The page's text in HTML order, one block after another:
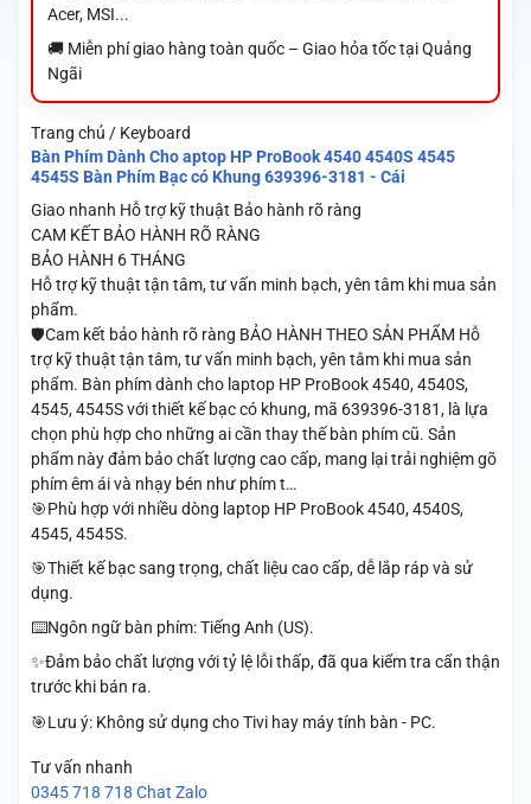
Acer, MSI...
🚚 Miễn phí giao hàng toàn quốc – Giao hỏa tốc tại Quảng
Ngãi
Trang chủ / Keyboard
Bàn Phím Dành Cho aptop HP ProBook 4540 4540S 4545
4545S Bàn Phím Bạc có Khung 639396-3181 - Cái
Giao nhanh Hỗ trợ kỹ thuật Bảo hành rõ ràng
CAM KẾT BẢO HÀNH RÕ RÀNG
BẢO HÀNH 6 THÁNG
Hỗ trợ kỹ thuật tận tâm, tư vấn minh bạch, yên tâm khi mua sản
phẩm.
🛡️Cam kết bảo hành rõ ràng BẢO HÀNH THEO SẢN PHẨM Hỗ
trợ kỹ thuật tận tâm, tư vấn minh bạch, yên tâm khi mua sản
phẩm. Bàn phím dành cho laptop HP ProBook 4540, 4540S,
4545, 4545S với thiết kế bạc có khung, mã 639396-3181, là lựa
chọn phù hợp cho những ai cần thay thế bàn phím cũ. Sản
phẩm này đảm bảo chất lượng cao cấp, mang lại trải nghiệm gõ
phím êm ái và nhạy bén như phím t…
🎯Phù hợp với nhiều dòng laptop HP ProBook 4540, 4540S,
4545, 4545S.
🎯Thiết kế bạc sang trọng, chất liệu cao cấp, dễ lắp ráp và sử
dụng.
⌨️Ngôn ngữ bàn phím: Tiếng Anh (US).
✨Đảm bảo chất lượng với tỷ lệ lỗi thấp, đã qua kiểm tra cẩn thận
trước khi bán ra.
🎯Lưu ý: Không sử dụng cho Tivi hay máy tính bàn - PC.
Tư vấn nhanh
0345 718 718 Chat Zalo